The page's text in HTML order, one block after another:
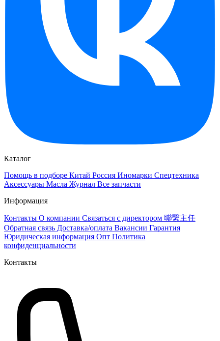
Каталог
Помощь в подборе Китай Россия Иномарки Спецтехника
Аксессуары Масла Журнал Все запчасти
Информация
Контакты О компании Связаться с директором 聯繫主任
Обратная связь Доставка/оплата Вакансии Гарантия
Юридическая информация Опт Политика
конфиденциальности
Контакты